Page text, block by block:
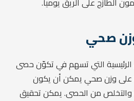
الرئيسية التي تسهم في تكوّن حصى
على وزن صحي يمكن أن يكون
من الحصى. يمكن تحقيق